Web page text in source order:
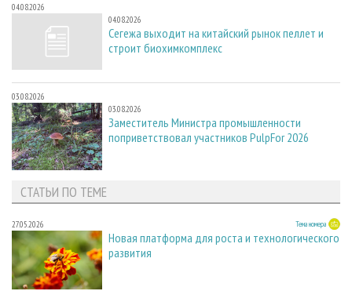
04.08.2026
04.08.2026
Сегежа выходит на китайский рынок пеллет и
строит биохимкомплекс
03.08.2026
03.08.2026
Заместитель Министра промышленности
поприветствовал участников PulpFor 2026
СТАТЬИ ПО ТЕМЕ
27.05.2026 Тема номера
Новая платформа для роста и технологического
развития